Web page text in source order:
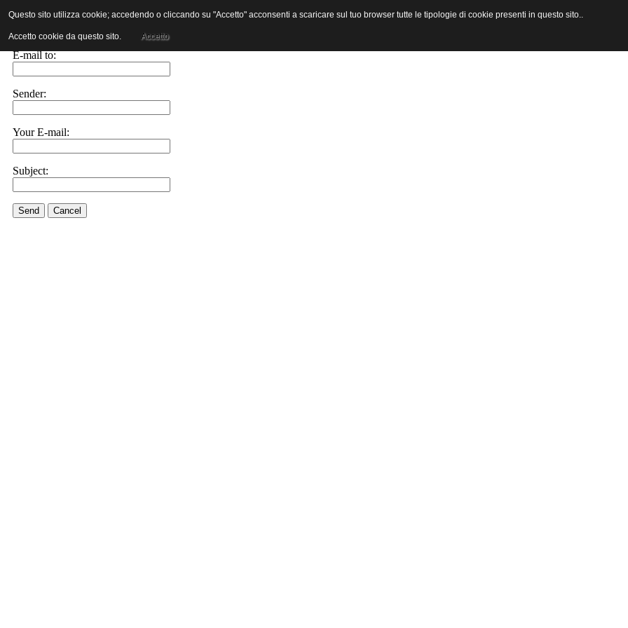
E-mail this link to a friend.
E-mail to:
Sender:
Your E-mail:
Subject:
Send Cancel
Questo sito utilizza cookie; accedendo o cliccando su "Accetto" acconsenti a scaricare sul tuo browser tutte le tipologie di cookie presenti in questo sito..
Accetto cookie da questo sito. Accetto